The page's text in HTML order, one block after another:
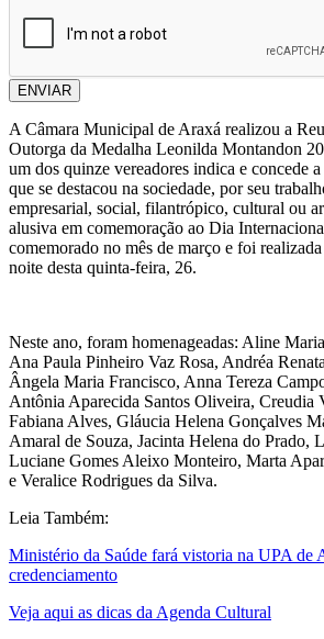
ENVIAR
A Câmara Municipal de Araxá realizou a
Outorga da Medalha Leonilda Montandon
um dos quinze vereadores indica e concede
que se destacou na sociedade, por seu
empresarial, social, filantrópico, cultural ou
alusiva em comemoração ao Dia
comemorado no mês de março e foi
noite desta quinta-feira, 26.
Neste ano, foram homenageadas: Aline
Ana Paula Pinheiro Vaz Rosa, Andréa
Ângela Maria Francisco, Anna Tereza
Antônia Aparecida Santos Oliveira, Creudia
Fabiana Alves, Gláucia Helena Gonçalves
Amaral de Souza, Jacinta Helena do Prado,
Luciane Gomes Aleixo Monteiro, Marta
e Veralice Rodrigues da Silva.
Leia Também:
Ministério da Saúde fará vistoria na UPA de
credenciamento
Veja aqui as dicas da Agenda Cultural